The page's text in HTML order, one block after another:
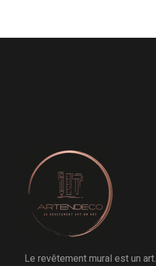
Le revêtement mural est un art.